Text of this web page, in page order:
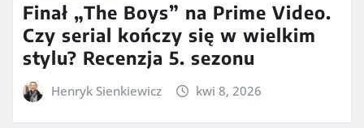
Finał „The Boys” na Prime Video.
Czy serial kończy się w wielkim
stylu? Recenzja 5. sezonu
Henryk Sienkiewicz kwi 8, 2026